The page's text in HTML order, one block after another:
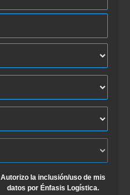
Autorizo la inclusión/uso de mis
datos por Énfasis Logística.